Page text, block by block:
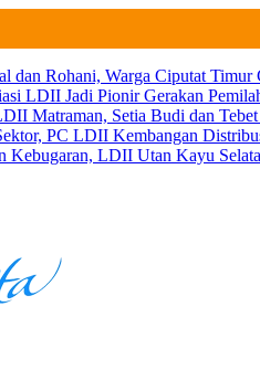
dan Rohani, Warga Ciputat
LDII Jadi Pionir Gerakan
Matraman, Setia Budi dan
PC LDII Kembangan
Kebugaran, LDII Utan Kayu